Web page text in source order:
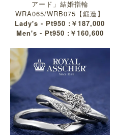
アード」結婚指輪
WRA065/WRB075【鍛造】
Lady's - Pt950 :￥187,000
Men's - Pt950 :￥160,600